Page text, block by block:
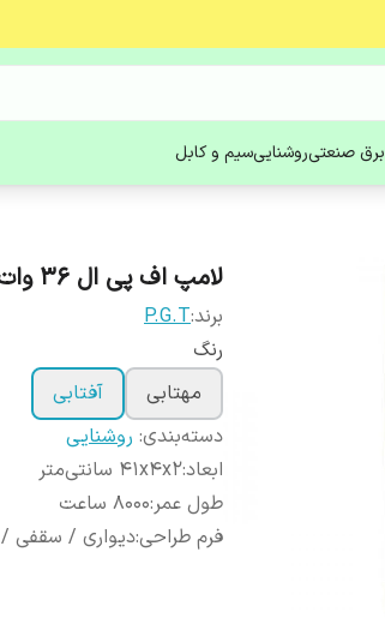
برق صنعتیروشناییسیم و کابل
لامپ اف پی ال 36 وات FPL
برند:P.G.T
رنگ
مهتابی
آفتابی
دسته‌بندی: روشنایی
ابعاد:۴۱x۴x۲ سانتی‌متر
طول عمر:۸۰۰۰ ساعت
فرم طراحی:دیواری / سقفی / U شکل